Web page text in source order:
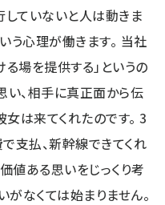
していないと人は動きま
う心理が働きます。 当社
場を提供する」というの
い、相手に真正面から伝
は来てくれたのです。 3
支払、新幹線できてくれ
値ある思いをじっくり考
なくては始まりません。